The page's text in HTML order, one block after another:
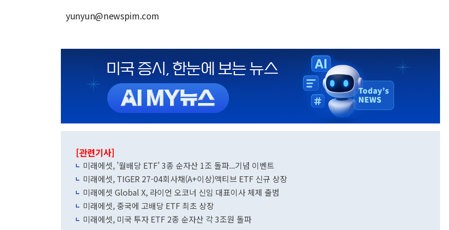
yunyun@newspim.com
[관련기사]
미래에셋, '월배당 ETF' 3종 순자산 1조 돌파...기념 이벤트
미래에셋, TIGER 27-04회사채(A+이상)액티브 ETF 신규 상장
미래에셋 Global X, 라이언 오코너 신임 대표이사 체제 출범
미래에셋, 중국에 고배당 ETF 최초 상장
미래에셋, 미국 투자 ETF 2종 순자산 각 3조원 돌파